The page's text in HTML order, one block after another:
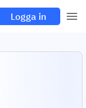
Logga in